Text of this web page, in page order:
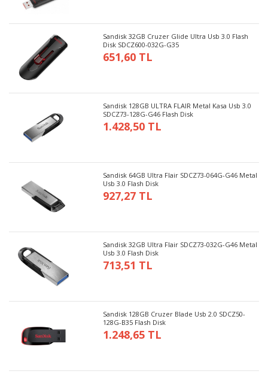
Sandisk 32GB Cruzer Glide Ultra Usb 3.0 Flash
Disk SDCZ600-032G-G35
651,60 TL
Sandisk 128GB ULTRA FLAIR Metal Kasa Usb 3.0
SDCZ73-128G-G46 Flash Disk
1.428,50 TL
Sandisk 64GB Ultra Flair SDCZ73-064G-G46 Metal
Usb 3.0 Flash Disk
927,27 TL
Sandisk 32GB Ultra Flair SDCZ73-032G-G46 Metal
Usb 3.0 Flash Disk
713,51 TL
Sandisk 128GB Cruzer Blade Usb 2.0 SDCZ50-
128G-B35 Flash Disk
1.248,65 TL